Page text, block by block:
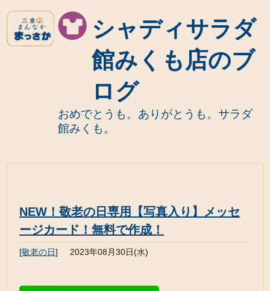
シャディサラダ
館みくも店のブ
ログ
おめでとうも。ありがとうも。サラダ
館みくも。
NEW！敬老の日専用【写真入り】メッセ
ージカード！無料で作成！
[敬老の日] 2023年08月30日(水)